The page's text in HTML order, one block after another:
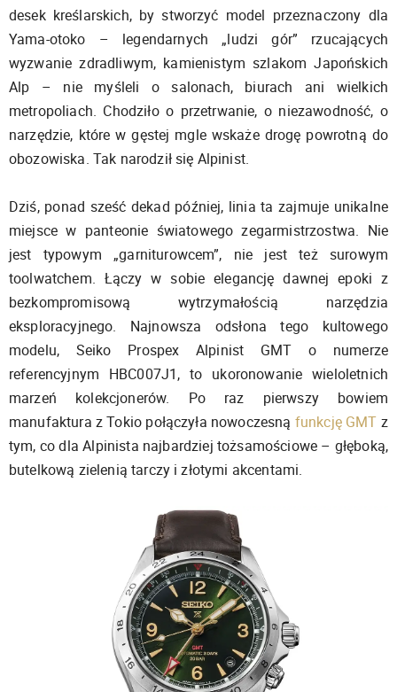
desek kreślarskich, by stworzyć model przeznaczony dla
Yama-otoko – legendarnych „ludzi gór” rzucających
wyzwanie zdradliwym, kamienistym szlakom Japońskich
Alp – nie myśleli o salonach, biurach ani wielkich
metropoliach. Chodziło o przetrwanie, o niezawodność, o
narzędzie, które w gęstej mgle wskaże drogę powrotną do
obozowiska. Tak narodził się Alpinist.
Dziś, ponad sześć dekad później, linia ta zajmuje unikalne
miejsce w panteonie światowego zegarmistrzostwa. Nie
jest typowym „garniturowcem”, nie jest też surowym
toolwatchem. Łączy w sobie elegancję dawnej epoki z
bezkompromisową wytrzymałością narzędzia
eksploracyjnego. Najnowsza odsłona tego kultowego
modelu, Seiko Prospex Alpinist GMT o numerze
referencyjnym HBC007J1, to ukoronowanie wieloletnich
marzeń kolekcjonerów. Po raz pierwszy bowiem
manufaktura z Tokio połączyła nowoczesną funkcję GMT z
tym, co dla Alpinista najbardziej tożsamościowe – głęboką,
butelkową zielenią tarczy i złotymi akcentami.